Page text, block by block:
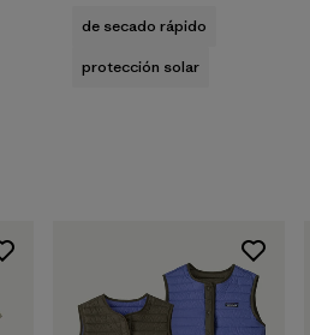
de secado rápido
protección solar